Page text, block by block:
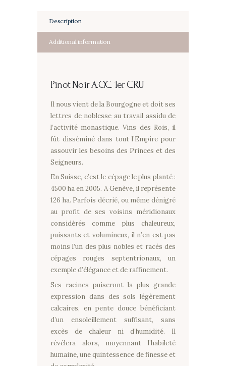
Description
Additional information
Pinot NoirA.O.C. 1er CRU
Il nous vient de la Bourgogne et doit ses
lettres de noblesse au travail assidu de
l’activité monastique. Vins des Rois, il
fût disséminé dans tout l’Empire pour
assouvir les besoins des Princes et des
Seigneurs.
En Suisse, c’est le cépage le plus planté :
4500 ha en 2005. A Genève, il représente
126 ha. Parfois décrié, ou même dénigré
au profit de ses voisins méridionaux
considérés comme plus chaleureux,
puissants et volumineux, il n’en est pas
moins l’un des plus nobles et racés des
cépages rouges septentrionaux, un
exemple d’élégance et de raffinement.
Ses racines puiseront la plus grande
expression dans des sols légèrement
calcaires, en pente douce bénéficiant
d’un ensoleillement suffisant, sans
excès de chaleur ni d’humidité. Il
révèlera alors, moyennant l’habileté
humaine, une quintessence de finesse et